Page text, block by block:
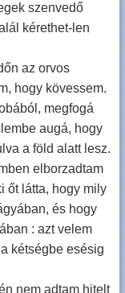
szenvedő
kérethet-len
az orvos
hogy kövessem.
megfogá
augá, hogy
a föld alatt lesz.
elborzadtam
őt látta, hogy mily
és hogy
: azt velem
kétségbe esésig
nem adtam hitelt